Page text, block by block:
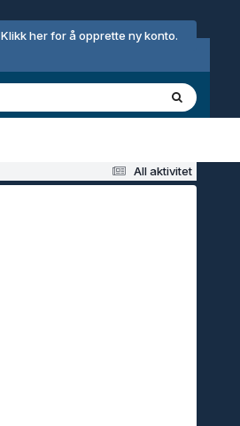
Klikk her for å opprette ny konto.
All aktivitet